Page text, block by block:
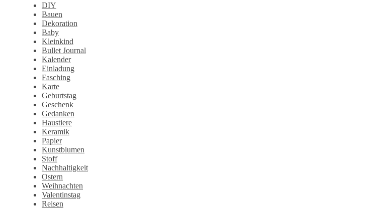
DIY
Bauen
Dekoration
Baby
Kleinkind
Bullet Journal
Kalender
Einladung
Fasching
Karte
Geburtstag
Geschenk
Gedanken
Haustiere
Keramik
Papier
Kunstblumen
Stoff
Nachhaltigkeit
Ostern
Weihnachten
Valentinstag
Reisen